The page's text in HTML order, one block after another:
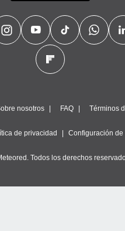
nosotros FAQ Términos
de privacidad Configuración de
Todos los derechos